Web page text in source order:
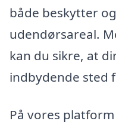
både beskytter
udendørsareal.
kan du sikre, at
indbydende sted
På vores